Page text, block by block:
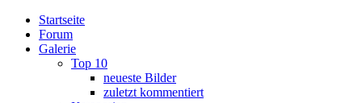
Startseite
Forum
Galerie
Top 10
neueste Bilder
zuletzt kommentiert